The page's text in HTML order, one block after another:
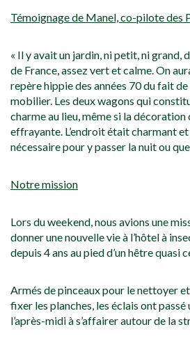
Témoignage de Manel, co-pilote des
« Il y avait un jardin, ni petit, ni grand,
de France, assez vert et calme. On
repère hippie des années 70 du fait
mobilier. Les deux wagons qui
charme au lieu, même si la
effrayante. L’endroit était charmant
nécessaire pour y passer la nuit ou
Notre mission
Lors du weekend, nous avions une
donner une nouvelle vie à l’hôtel à
depuis 4 ans au pied d’un hêtre quasi
Armés de pinceaux pour le nettoyer
fixer les planches, les éclais ont
l’après-midi à s’affairer autour de la